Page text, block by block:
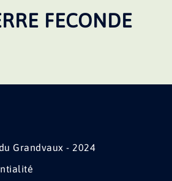
FECONDE
Grandvaux - 2024